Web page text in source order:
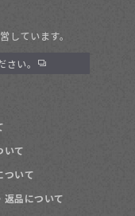
しています。
い。
いて
ついて
返品について